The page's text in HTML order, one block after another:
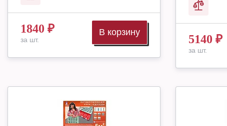
1840 ₽
за шт.
В корзину
5140 ₽
за шт.